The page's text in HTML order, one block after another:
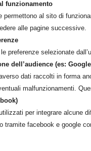
funzionamento
al sito di
alle pagine successive.
preferenze selezionate
dell’audience (es:
dati raccolti in forma
malfunzionamenti.
per integrare alcune
tramite facebook e google